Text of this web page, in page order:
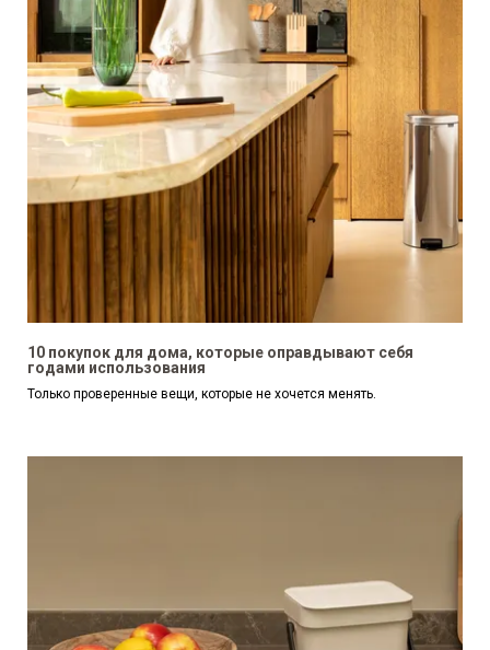
10 покупок для дома, которые оправдывают себя
годами использования
Только проверенные вещи, которые не хочется менять.